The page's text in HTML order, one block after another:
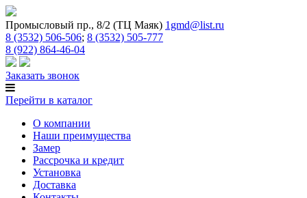
Промысловый пр., 8/2 (ТЦ Маяк) 1gmd@list.ru
8 (3532) 506-506; 8 (3532) 505-777
8 (922) 864-46-04
Заказать звонок
Перейти в каталог
О компании
Наши преимущества
Замер
Рассрочка и кредит
Установка
Доставка